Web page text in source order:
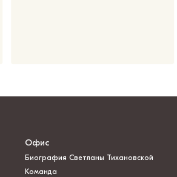
Офис
Биография Светланы Тихановской
Команда